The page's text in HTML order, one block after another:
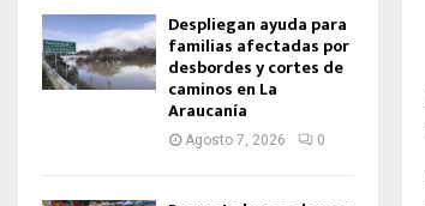
Despliegan ayuda para
familias afectadas por
desbordes y cortes de
caminos en La
Araucanía
Agosto 7, 2026 0